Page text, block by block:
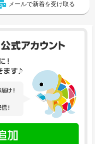
メールで新着を受け取る